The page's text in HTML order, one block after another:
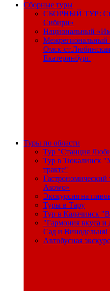
Сборные туры
СБОРНЫЙ ТУР:
Сибири»
Национальный
Межрегиональный
Омск-
Екатеринбург.
Туры по области
Тур "Станция
Тур в Тюкалинск
тракте"
Гастрономический
Asowo»
Экскурсия на
Туры в Тару
Тур в Калачинск
"Гармония вкуса и
Сад и Винодельня!
Автобусная